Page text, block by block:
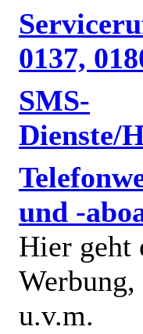
0137,
SMS-
Dienste/
und -
Hier geht
u.v.m.